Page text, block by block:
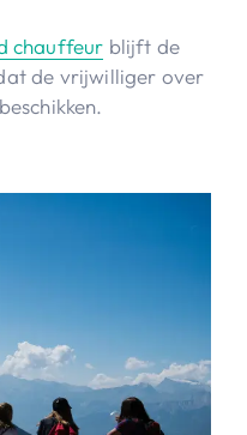
chauffeur blijft de
de vrijwilliger over